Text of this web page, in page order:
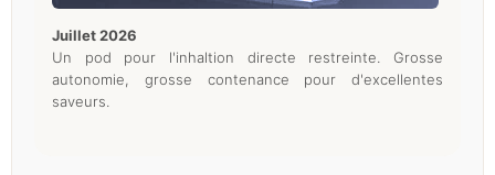
juillet 2026
Un pod pour l'inhaltion directe restreinte. Grosse
autonomie, grosse contenance pour d'excellentes
saveurs.